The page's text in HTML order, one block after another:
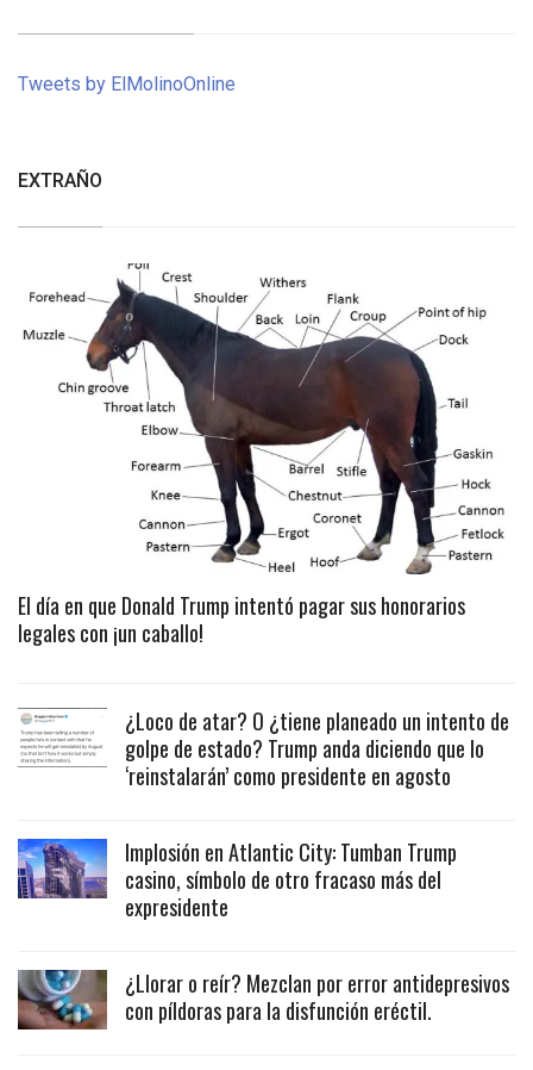
Tweets by ElMolinoOnline
EXTRAÑO
El día en que Donald Trump intentó pagar sus honorarios
legales con ¡un caballo!
¿Loco de atar? O ¿tiene planeado un intento de
golpe de estado? Trump anda diciendo que lo
‘reinstalarán’ como presidente en agosto
Implosión en Atlantic City: Tumban Trump
casino, símbolo de otro fracaso más del
expresidente
¿Llorar o reír? Mezclan por error antidepresivos
con píldoras para la disfunción eréctil.